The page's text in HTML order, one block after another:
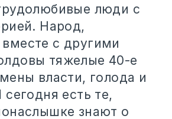
люди с
Народ,
с другими
тяжелые 40-е
власти, голода и
есть те,
знают о